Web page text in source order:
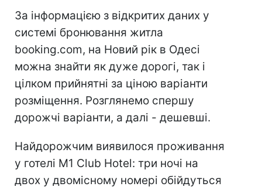
За інформацією з відкритих даних у
системі бронювання житла
booking.com, на Новий рік в Одесі
можна знайти як дуже дорогі, так і
цілком прийнятні за ціною варіанти
розміщення. Розглянемо спершу
дорожчі варіанти, а далі - дешевші.
Найдорожчим виявилося проживання
у готелі M1 Club Hotel: три ночі на
двох у двомісному номері обійдуться